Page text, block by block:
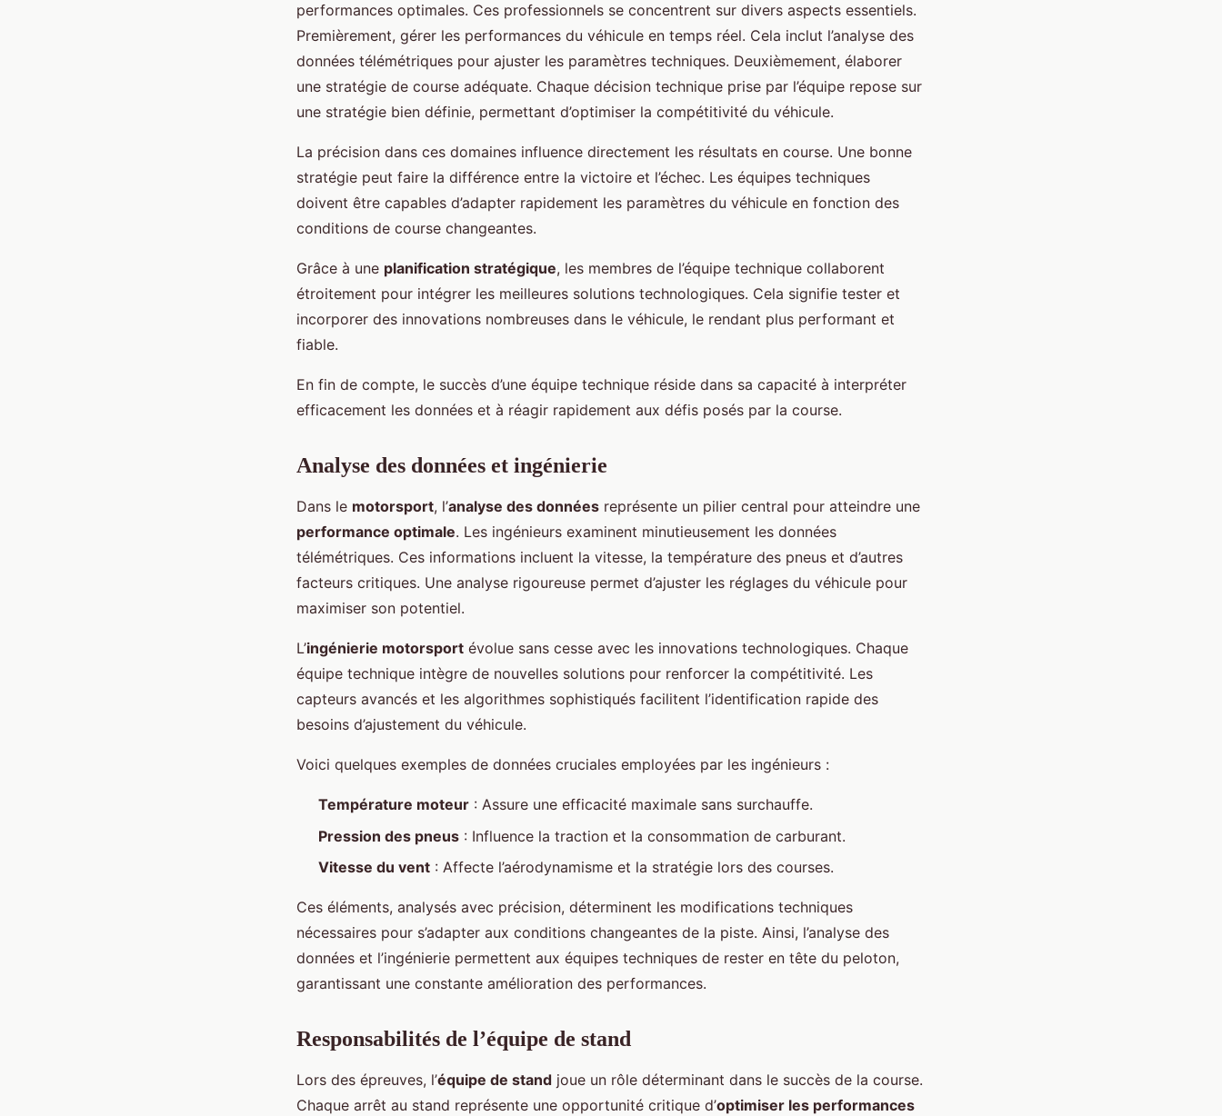
performances optimales. Ces professionnels se concentrent sur divers aspects essentiels.
Premièrement, gérer les performances du véhicule en temps réel. Cela inclut l’analyse des
données télémétriques pour ajuster les paramètres techniques. Deuxièmement, élaborer
une stratégie de course adéquate. Chaque décision technique prise par l’équipe repose sur
une stratégie bien définie, permettant d’optimiser la compétitivité du véhicule.
La précision dans ces domaines influence directement les résultats en course. Une bonne
stratégie peut faire la différence entre la victoire et l’échec. Les équipes techniques
doivent être capables d’adapter rapidement les paramètres du véhicule en fonction des
conditions de course changeantes.
Grâce à une planification stratégique, les membres de l’équipe technique collaborent
étroitement pour intégrer les meilleures solutions technologiques. Cela signifie tester et
incorporer des innovations nombreuses dans le véhicule, le rendant plus performant et
fiable.
En fin de compte, le succès d’une équipe technique réside dans sa capacité à interpréter
efficacement les données et à réagir rapidement aux défis posés par la course.
Analyse des données et ingénierie
Dans le motorsport, l’analyse des données représente un pilier central pour atteindre une
performance optimale. Les ingénieurs examinent minutieusement les données
télémétriques. Ces informations incluent la vitesse, la température des pneus et d’autres
facteurs critiques. Une analyse rigoureuse permet d’ajuster les réglages du véhicule pour
maximiser son potentiel.
L’ingénierie motorsport évolue sans cesse avec les innovations technologiques. Chaque
équipe technique intègre de nouvelles solutions pour renforcer la compétitivité. Les
capteurs avancés et les algorithmes sophistiqués facilitent l’identification rapide des
besoins d’ajustement du véhicule.
Voici quelques exemples de données cruciales employées par les ingénieurs :
Température moteur : Assure une efficacité maximale sans surchauffe.
Pression des pneus : Influence la traction et la consommation de carburant.
Vitesse du vent : Affecte l’aérodynamisme et la stratégie lors des courses.
Ces éléments, analysés avec précision, déterminent les modifications techniques
nécessaires pour s’adapter aux conditions changeantes de la piste. Ainsi, l’analyse des
données et l’ingénierie permettent aux équipes techniques de rester en tête du peloton,
garantissant une constante amélioration des performances.
Responsabilités de l’équipe de stand
Lors des épreuves, l’équipe de stand joue un rôle déterminant dans le succès de la course.
Chaque arrêt au stand représente une opportunité critique d’optimiser les performances